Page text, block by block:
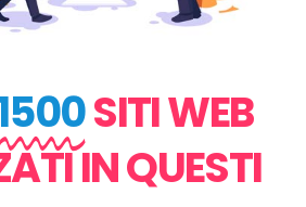
SITI WEB
IN QUESTI